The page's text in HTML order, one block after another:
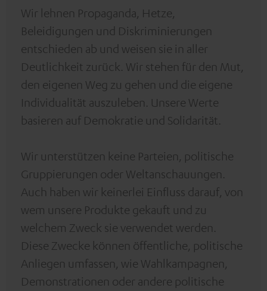
Wir lehnen Propaganda, Hetze,
Beleidigungen und Diskriminierungen
entschieden ab und weisen sie in aller
Deutlichkeit zurück. Wir stehen für den Mut,
den eigenen Weg zu gehen und die eigene
Individualität auszuleben. Unsere Werte
basieren auf Demokratie und Solidarität.
Wir unterstützen keine Parteien, politische
Gruppierungen oder Weltanschauungen.
Auch haben wir keinerlei Einfluss darauf, von
wem unsere Produkte gekauft und zu
welchem Zweck sie verwendet werden.
Diese Zwecke können öffentliche, politische
Anliegen umfassen, wie Wahlkampagnen,
Demonstrationen oder andere politische